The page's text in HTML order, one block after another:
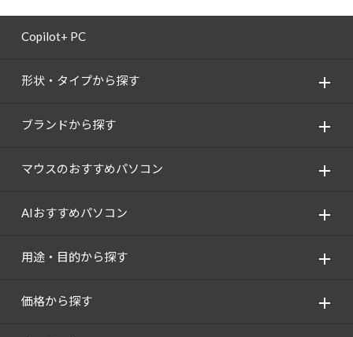
Copilot+ PC
形状・タイプから探す
ブランドから探す
マウスのおすすめパソコン
AIおすすめパソコン
用途・目的から探す
価格から探す